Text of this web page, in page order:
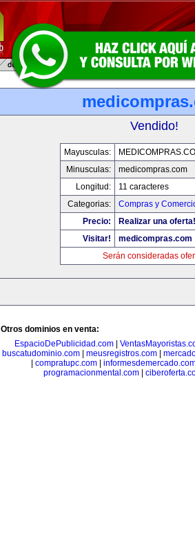
Vendido!
Mayusculas:
Minusculas:
medicompras.com
Longitud:
11 caracteres
Categorias:
Compras y
Precio:
Realizar una oferta!
Visitar!
medicompras.com
Serán consideradas
Otros dominios en venta:
EspacioDePublicidad.com
buscatudominio.com
meusregistros.com
compratupc.com
programacionmental.com|